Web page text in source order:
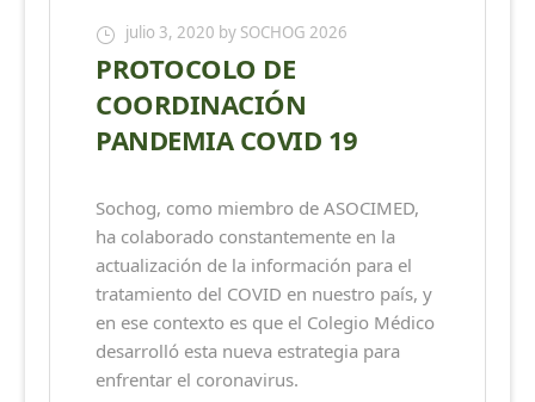
julio 3, 2020 by SOCHOG 2026
PROTOCOLO DE
COORDINACIÓN
PANDEMIA COVID 19
Sochog, como miembro de ASOCIMED,
ha colaborado constantemente en la
actualización de la información para el
tratamiento del COVID en nuestro país, y
en ese contexto es que el Colegio Médico
desarrolló esta nueva estrategia para
enfrentar el coronavirus.